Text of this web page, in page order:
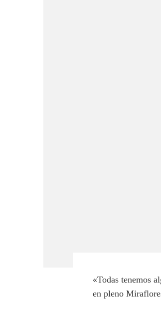
«Todas tenemos
en pleno